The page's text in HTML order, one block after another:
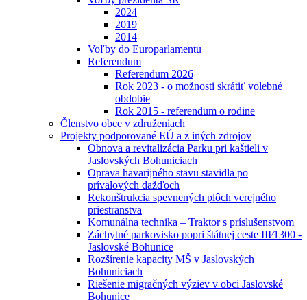
2024
2019
2014
Voľby do Europarlamentu
Referendum
Referendum 2026
Rok 2023 - o možnosti skrátiť volebné
obdobie
Rok 2015 - referendum o rodine
Členstvo obce v združeniach
Projekty podporované EÚ a z iných zdrojov
Obnova a revitalizácia Parku pri kaštieli v
Jaslovských Bohuniciach
Oprava havarijného stavu stavidla po
prívalových dažďoch
Rekonštrukcia spevnených plôch verejného
priestranstva
Komunálna technika – Traktor s príslušenstvom
Záchytné parkovisko popri štátnej ceste III⁄1300 -
Jaslovské Bohunice
Rozšírenie kapacity MŠ v Jaslovských
Bohuniciach
Riešenie migračných výziev v obci Jaslovské
Bohunice